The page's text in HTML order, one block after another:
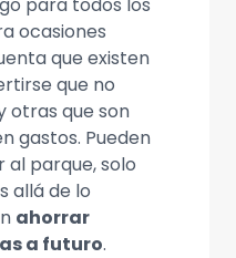
ocasiones
que existen
que no
otras que son
gastos. Pueden
al parque, solo
allá de lo
ahorrar
a futuro.